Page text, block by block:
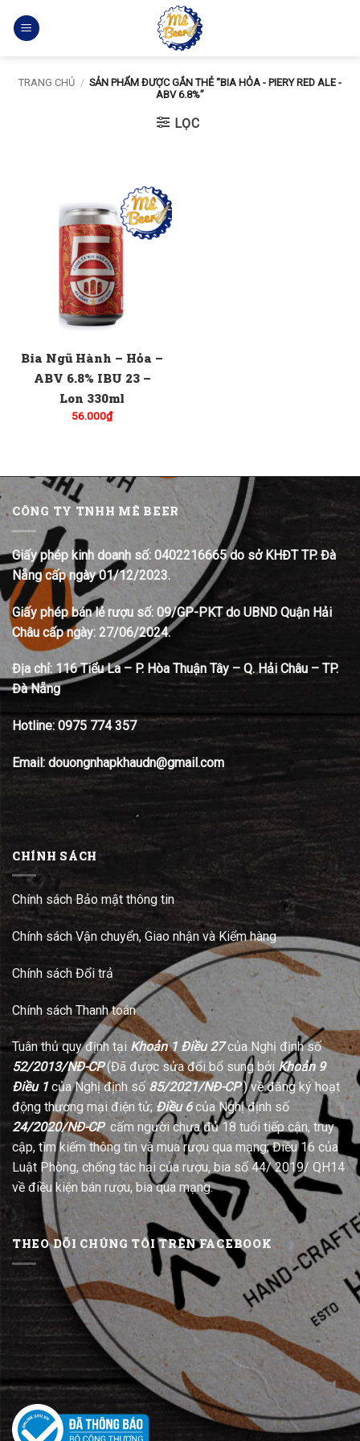
qua
TRANG CHỦ / SẢN PHẨM ĐƯỢC GẮN THẺ “BIA HỎA - PIERY RED ALE -
ABV 6.8%”
LỌC
Bia Ngũ Hành – Hỏa –
ABV 6.8% IBU 23 –
Lon 330ml
56.000₫
CÔNG TY TNHH MÊ BEER
Giấy phép kinh doanh số: 0402216665 do sở KHĐT TP. Đà
Nẵng cấp ngày 01/12/2023.
Giấy phép bán lẻ rượu số: 09/GP-PKT do UBND Quận Hải
Châu cấp ngày: 27/06/2024.
Địa chỉ: 116 Tiểu La – P. Hòa Thuận Tây – Q. Hải Châu – TP.
Đà Nẵng
Hotline: 0975 774 357
Email: douongnhapkhaudn@gmail.com
CHÍNH SÁCH
Chính sách Bảo mật thông tin
Chính sách Vận chuyển, Giao nhận và Kiểm hàng
Chính sách Đổi trả
Chính sách Thanh toán
Tuân thủ quy định tại Khoản 1 Điều 27của Nghị định số
52/2013/NĐ-CP(Đã được sửa đổi bổ sung bởi Khoản 9
Điều 1của Nghị định số 85/2021/NĐ-CP) về đăng ký hoạt
động thương mại điện tử; Điều 6của Nghị định số
24/2020/NĐ-CPcấm người chưa đủ 18 tuổi tiếp cận, truy
cập, tìm kiếm thông tin và mua rượu qua mạng; Điều 16 của
Luật Phòng, chống tác hại của rượu, bia số 44/ 2019/ QH14
về điều kiện bán rượu, bia qua mạng.
THEO DÕI CHÚNG TÔI TRÊN FACEBOOK